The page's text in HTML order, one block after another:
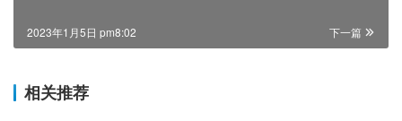
下一篇
2023年1月5日 pm8:02
相关推荐